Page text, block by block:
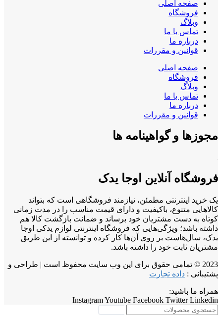
صفحه اصلی
فروشگاه
وبلاگ
تماس با ما
درباره ما
قوانین و مقررات
صفحه اصلی
فروشگاه
وبلاگ
تماس با ما
درباره ما
قوانین و مقررات
مجوزها و گواهینامه ها
فروشگاه آنلاین اوجا یدک
یک خرید اینترنتی مطمئن، نیازمند فروشگاهی است که بتواند
کالاهایی متنوع، باکیفیت و دارای قیمت مناسب را در مدت زمانی
کوتاه به دست مشتریان خود برساند و ضمانت بازگشت کالا هم
داشته باشد؛ ویژگی‌هایی که فروشگاه اینترنتی لوازم یدکی اوجا
یدک، سال‌هاست بر روی آن‌ها کار کرده و توانسته از این طریق
مشتریان ثابت خود را داشته باشد.
2023 © تمامی حقوق برای این وب سایت محفوظ است | طراحی و
پشتیبانی : داده تجارت
همراه ما باشید:
InstagramYoutube Facebook Twitter Linkedin